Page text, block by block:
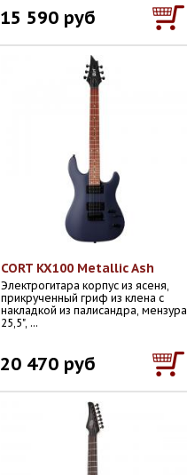
15 590 руб
CORT KX100 Metallic Ash
Электрогитара корпус из ясеня,
прикрученный гриф из клена с
накладкой из палисандра, мензура
25,5", ...
20 470 руб